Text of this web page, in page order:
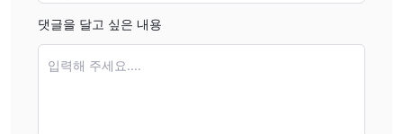
이러한 플랫폼은 사용자 친화적인 인터페이스와 강력한 기능으로 알
댓글을 달고 싶은 내용
입력해 주세요....